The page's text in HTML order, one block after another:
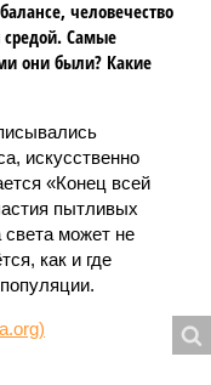
человечество
Самые
они были? Какие
искусственно
«Конец всей
пытливых
света может не
как и где